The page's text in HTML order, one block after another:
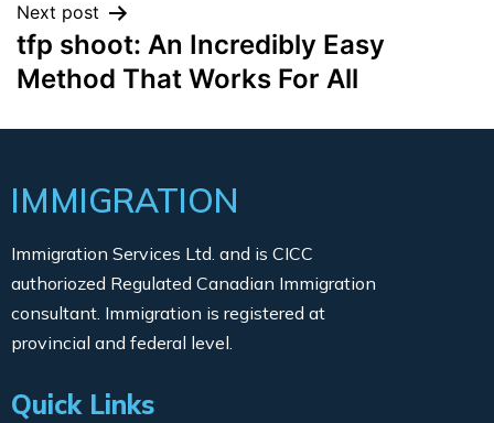
Next post
tfp shoot: An Incredibly Easy
Method That Works For All
IMMIGRATION
Immigration Services Ltd. and is CICC
authoriozed Regulated Canadian Immigration
consultant. Immigration is registered at
provincial and federal level.
Quick Links